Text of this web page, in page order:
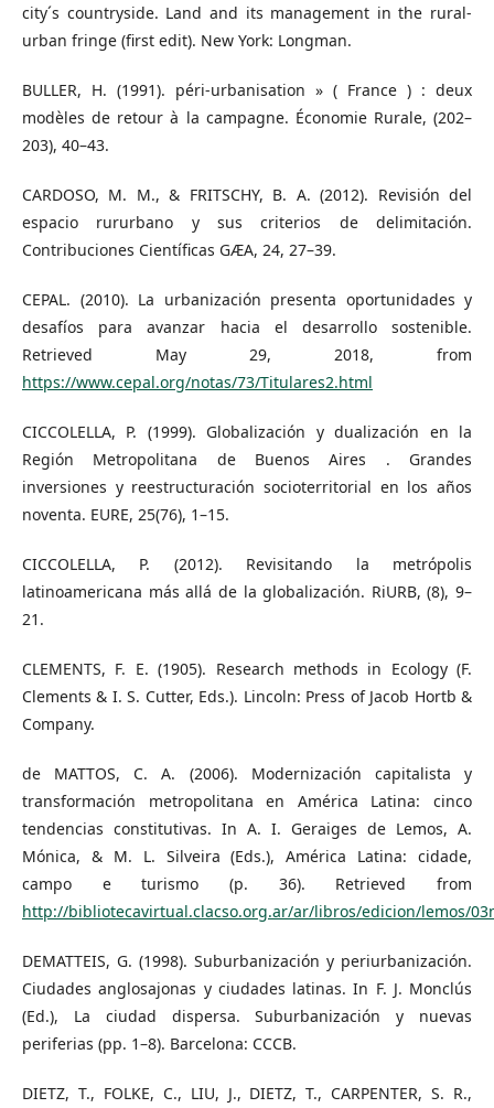
city´s countryside. Land and its management in the rural-
urban fringe (first edit). New York: Longman.
BULLER, H. (1991). péri-urbanisation » ( France ) : deux
modèles de retour à la campagne. Économie Rurale, (202–
203), 40–43.
CARDOSO, M. M., & FRITSCHY, B. A. (2012). Revisión del
espacio rururbano y sus criterios de delimitación.
Contribuciones Científicas GÆA, 24, 27–39.
CEPAL. (2010). La urbanización presenta oportunidades y
desafíos para avanzar hacia el desarrollo sostenible.
Retrieved May 29, 2018, from
https://www.cepal.org/notas/73/Titulares2.html
CICCOLELLA, P. (1999). Globalización y dualización en la
Región Metropolitana de Buenos Aires . Grandes
inversiones y reestructuración socioterritorial en los años
noventa. EURE, 25(76), 1–15.
CICCOLELLA, P. (2012). Revisitando la metrópolis
latinoamericana más allá de la globalización. RiURB, (8), 9–
21.
CLEMENTS, F. E. (1905). Research methods in Ecology (F.
Clements & I. S. Cutter, Eds.). Lincoln: Press of Jacob Hortb &
Company.
de MATTOS, C. A. (2006). Modernización capitalista y
transformación metropolitana en América Latina: cinco
tendencias constitutivas. In A. I. Geraiges de Lemos, A.
Mónica, & M. L. Silveira (Eds.), América Latina: cidade,
campo e turismo (p. 36). Retrieved from
http://bibliotecavirtual.clacso.org.ar/ar/libros/edicion/lemos/
DEMATTEIS, G. (1998). Suburbanización y periurbanización.
Ciudades anglosajonas y ciudades latinas. In F. J. Monclús
(Ed.), La ciudad dispersa. Suburbanización y nuevas
periferias (pp. 1–8). Barcelona: CCCB.
DIETZ, T., FOLKE, C., LIU, J., DIETZ, T., CARPENTER, S. R.,